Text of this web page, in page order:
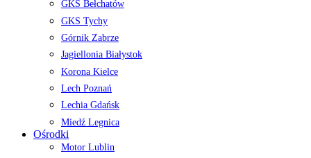
GKS Bełchatów
GKS Tychy
Górnik Zabrze
Jagiellonia Białystok
Korona Kielce
Lech Poznań
Lechia Gdańsk
Miedź Legnica
Ośrodki
Motor Lublin